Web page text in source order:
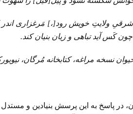
ولایتِ خویش رود‌[،] مَرغزاری
کَس آید تباهی و زیان بنیان کند.
در پاسخ به این پرسش بنیادین و